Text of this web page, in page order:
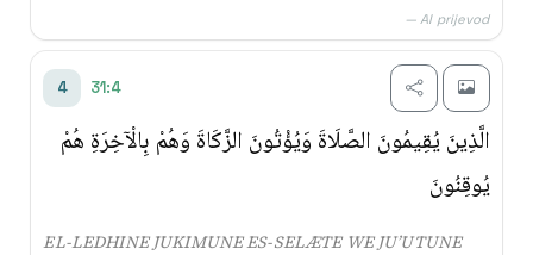
— AI prijevod
4 31:4
الَّذِينَ يُقِيمُونَ الصَّلَاةَ وَيُؤْتُونَ الزَّكَاةَ وَهُمْ بِالْآخِرَةِ هُمْ
يُوقِنُونَ
EL-LEDHINE JUKIMUNE ES-SELÆTE WE JU’UTUNE